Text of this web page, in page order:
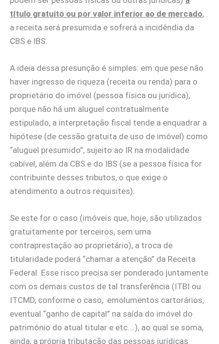
título gratuito ou por valor inferior ao de mercado,
a receita será presumida e sofrerá a incidêndia da
CBS e IBS.
A ideia dessa presunção é simples: em que pese não
haver ingresso de riqueza (receita ou renda) para o
proprietário do imóvel (pessoa física ou jurídica),
porque não há um aluguel contratualmente
estipulado, a interpretação fiscal tende a enquadrar a
hipótese (de cessão gratuita de uso de imóvel) como
“aluguel presumido”, sujeito ao IR na modalidade
cabível, além da CBS e do IBS (se a pessoa física for
contribuinte desses tributos, o que exige o
atendimento a outros requisites).
Se este for o caso (imóveis que, hoje, são utilizados
gratuitamente por terceiros, sem uma
contraprestação ao proprietário), a troca de
titularidade poderá “chamar a atenção” da Receita
Federal. Esse risco precisa ser ponderado juntamente
com os demais custos de tal transferência (ITBI ou
ITCMD, conforme o caso, emolumentos cartorários,
eventual “ganho de capital” na saída do imóvel do
patrimônio do atual titular e etc….), ao qual se soma,
ainda, a própria tributação das pessoas jurídicas